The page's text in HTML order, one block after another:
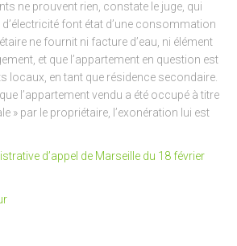
ne prouvent rien, constate le juge, qui
font état d’une consommation
ne fournit ni facture d’eau, ni élément
et que l’appartement en question est
locaux, en tant que résidence secondaire.
l’appartement vendu a été occupé à titre
» par le propriétaire, l’exonération lui est
d’appel de Marseille du 18 février